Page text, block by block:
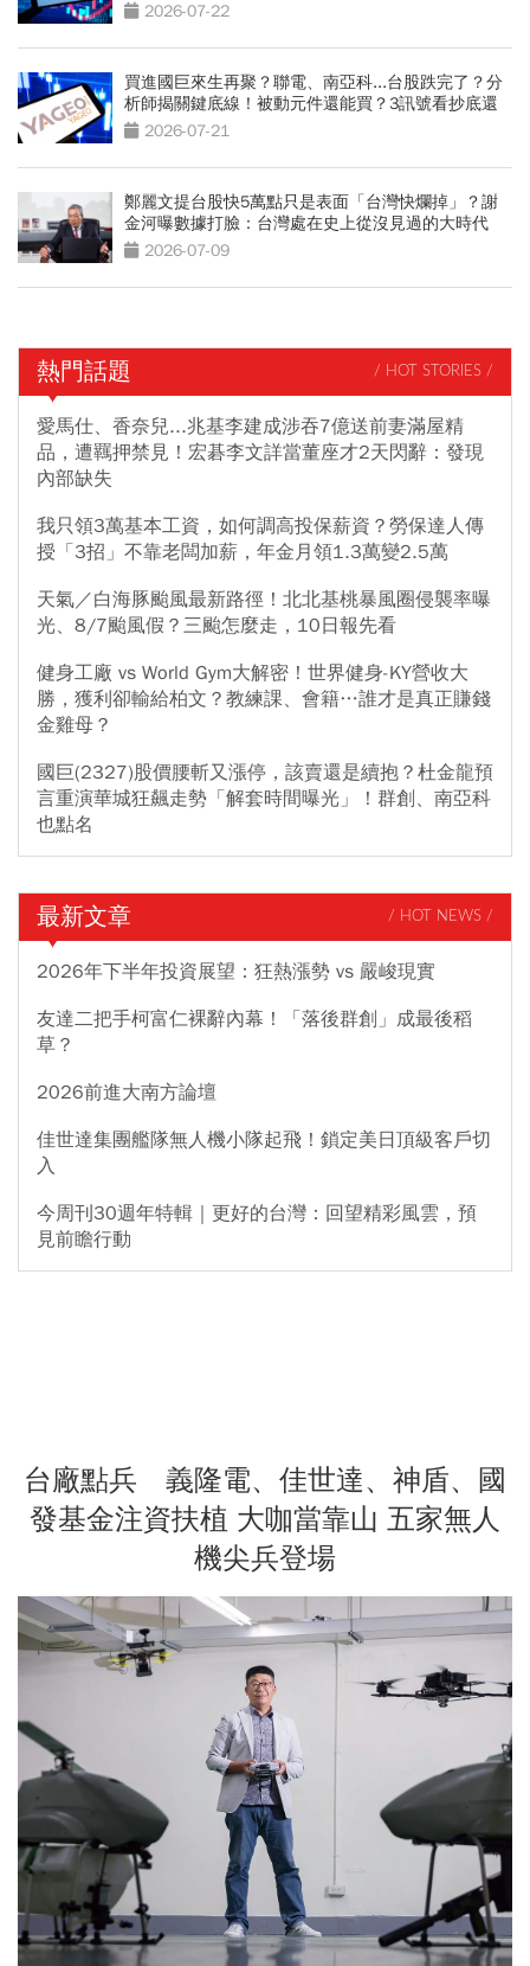
2026-07-22
買進國巨來生再聚？聯電、南亞科...台股跌完了？分
析師揭關鍵底線！被動元件還能買？3訊號看抄底還
是接刀
2026-07-21
鄭麗文提台股快5萬點只是表面「台灣快爛掉」？謝
金河曝數據打臉：台灣處在史上從沒見過的大時代
2026-07-09
熱門話題 / HOT STORIES /
愛馬仕、香奈兒...兆基李建成涉吞7億送前妻滿屋精
品，遭羈押禁見！宏碁李文詳當董座才2天閃辭：發現
內部缺失
我只領3萬基本工資，如何調高投保薪資？勞保達人傳
授「3招」不靠老闆加薪，年金月領1.3萬變2.5萬
天氣／白海豚颱風最新路徑！北北基桃暴風圈侵襲率曝
光、8/7颱風假？三颱怎麼走，10日報先看
健身工廠 vs World Gym大解密！世界健身-KY營收大
勝，獲利卻輸給柏文？教練課、會籍…誰才是真正賺錢
金雞母？
國巨(2327)股價腰斬又漲停，該賣還是續抱？杜金龍預
言重演華城狂飆走勢「解套時間曝光」！群創、南亞科
也點名
最新文章 / HOT NEWS /
2026年下半年投資展望：狂熱漲勢 vs 嚴峻現實
友達二把手柯富仁裸辭內幕！「落後群創」成最後稻
草？
2026前進大南方論壇
佳世達集團艦隊無人機小隊起飛！鎖定美日頂級客戶切
入
今周刊30週年特輯｜更好的台灣：回望精彩風雲，預
見前瞻行動
台廠點兵 義隆電、佳世達、神盾、國
發基金注資扶植 大咖當靠山 五家無人
機尖兵登場